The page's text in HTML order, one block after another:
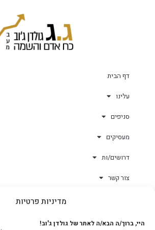
מדיניות פרטיות
היי, ברוך/ה הבא/ה לאתר של גולדן ג'וב!
דף הבית
עלינו
סניפים
מעסיקים
דרושים/ות
צור קשר